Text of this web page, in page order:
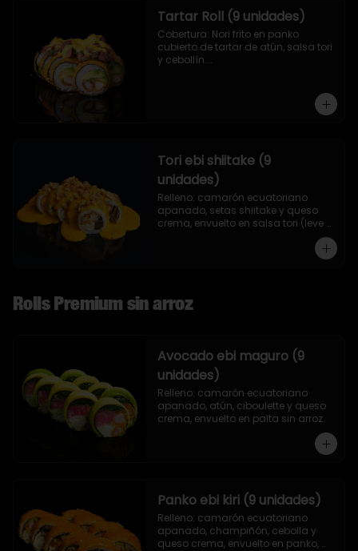
Tartar Roll (9 unidades)
Cobertura: Nori frito en panko
cubierto de tartar de atún, salsa tori
y cebollín.
Tori ebi shiitake (9
unidades)
Relleno: camarón ecuatoriano
apanado, setas shiitake y queso
crema, envuelto en salsa tori (leve
Rolls Premium sin arroz
Avocado ebi maguro (9
unidades)
Relleno: camarón ecuatoriano
apanado, atún, ciboulette y queso
crema, envuelto en palta sin arroz.
Panko ebi kiri (9 unidades)
Relleno: camarón ecuatoriano
apanado, champiñón, cebolla y
queso crema, envuelto en panko,